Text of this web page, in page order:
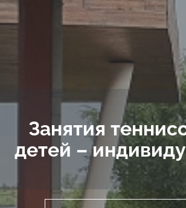
Занятия
детей –